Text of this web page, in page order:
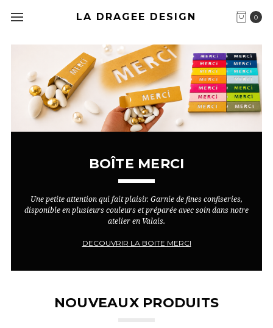
0
LA DRAGEE DESIGN
BOÎTE MERCI
Une petite attention qui fait plaisir. Garnie de fines confiseries,
disponible en plusieurs couleurs et préparée avec soin dans notre
atelier en Valais.
DECOUVRIR LA BOITE MERCI
NOUVEAUX PRODUITS